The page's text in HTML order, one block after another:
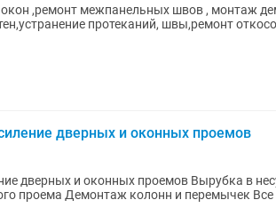
,ремонт межпанельных швов , монтаж
протеканий, швы,ремонт
дверных и оконных проемов
дверных и оконных проемов Вырубка в
проема Демонтаж колонн и перемычек